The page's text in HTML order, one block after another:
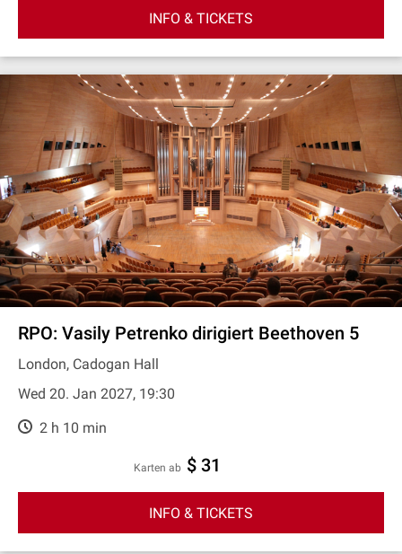
INFO & TICKETS
RPO: Vasily Petrenko dirigiert Beethoven 5
London, Cadogan Hall
Wed 20. Jan 2027, 19:30
2 h 10 min
Karten ab $ 31
INFO & TICKETS